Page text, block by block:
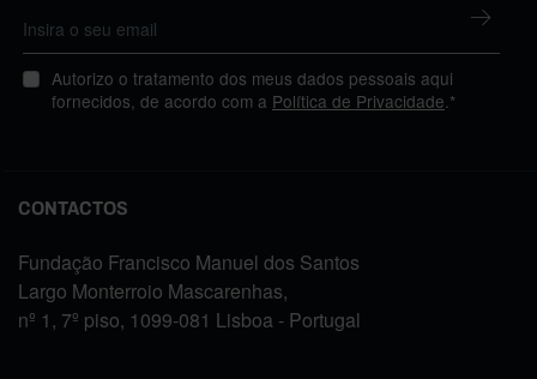
Autorizo o tratamento dos meus dados pessoais aqui
fornecidos, de acordo com a Política de Privacidade.*
CONTACTOS
Fundação Francisco Manuel dos Santos
Largo Monterroio Mascarenhas,
nº 1, 7º piso, 1099-081 Lisboa - Portugal